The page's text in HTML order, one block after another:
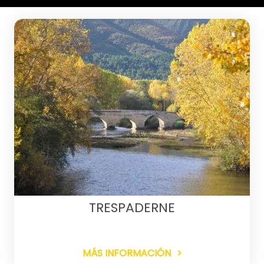
TRESPADERNE
MÁS INFORMACIÓN